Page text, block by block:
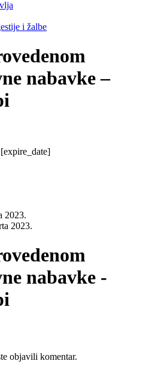
i žalbe
nabavke –
2023.
2023.
nabavke -
objavili komentar.